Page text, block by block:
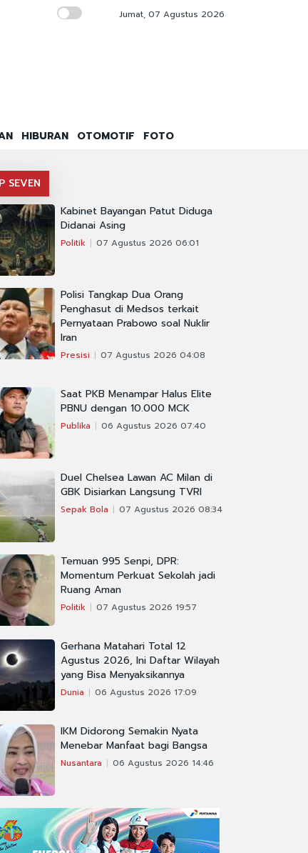
PTPN IV PalmCo Bangun Optimisme
Jumat, 07 Agustus 2026
HIBURAN OTOMOTIF FOTO
SEVEN
Kabinet Bayangan Patut Diduga
Didanai Asing
Politik 07 Agustus 2026 06:01
Polisi Tangkap Dua Orang
Penghasut di Medsos terkait
Pernyataan Prabowo soal Nuklir
Iran
Presisi 07 Agustus 2026 04:08
Saat PKB Menampar Halus Elite
PBNU dengan 10.000 MCK
Publika 06 Agustus 2026 07:40
Duel Chelsea Lawan AC Milan di
GBK Disiarkan Langsung TVRI
Sepak Bola 07 Agustus 2026 08:34
Temuan 995 Senpi, DPR:
Momentum Perkuat Sekolah jadi
Ruang Aman
Politik 07 Agustus 2026 19:57
Gerhana Matahari Total 12
Agustus 2026, Ini Daftar Wilayah
yang Bisa Menyaksikannya
Dunia 06 Agustus 2026 17:09
IKM Didorong Semakin Nyata
Menebar Manfaat bagi Bangsa
Nusantara 06 Agustus 2026 14:46